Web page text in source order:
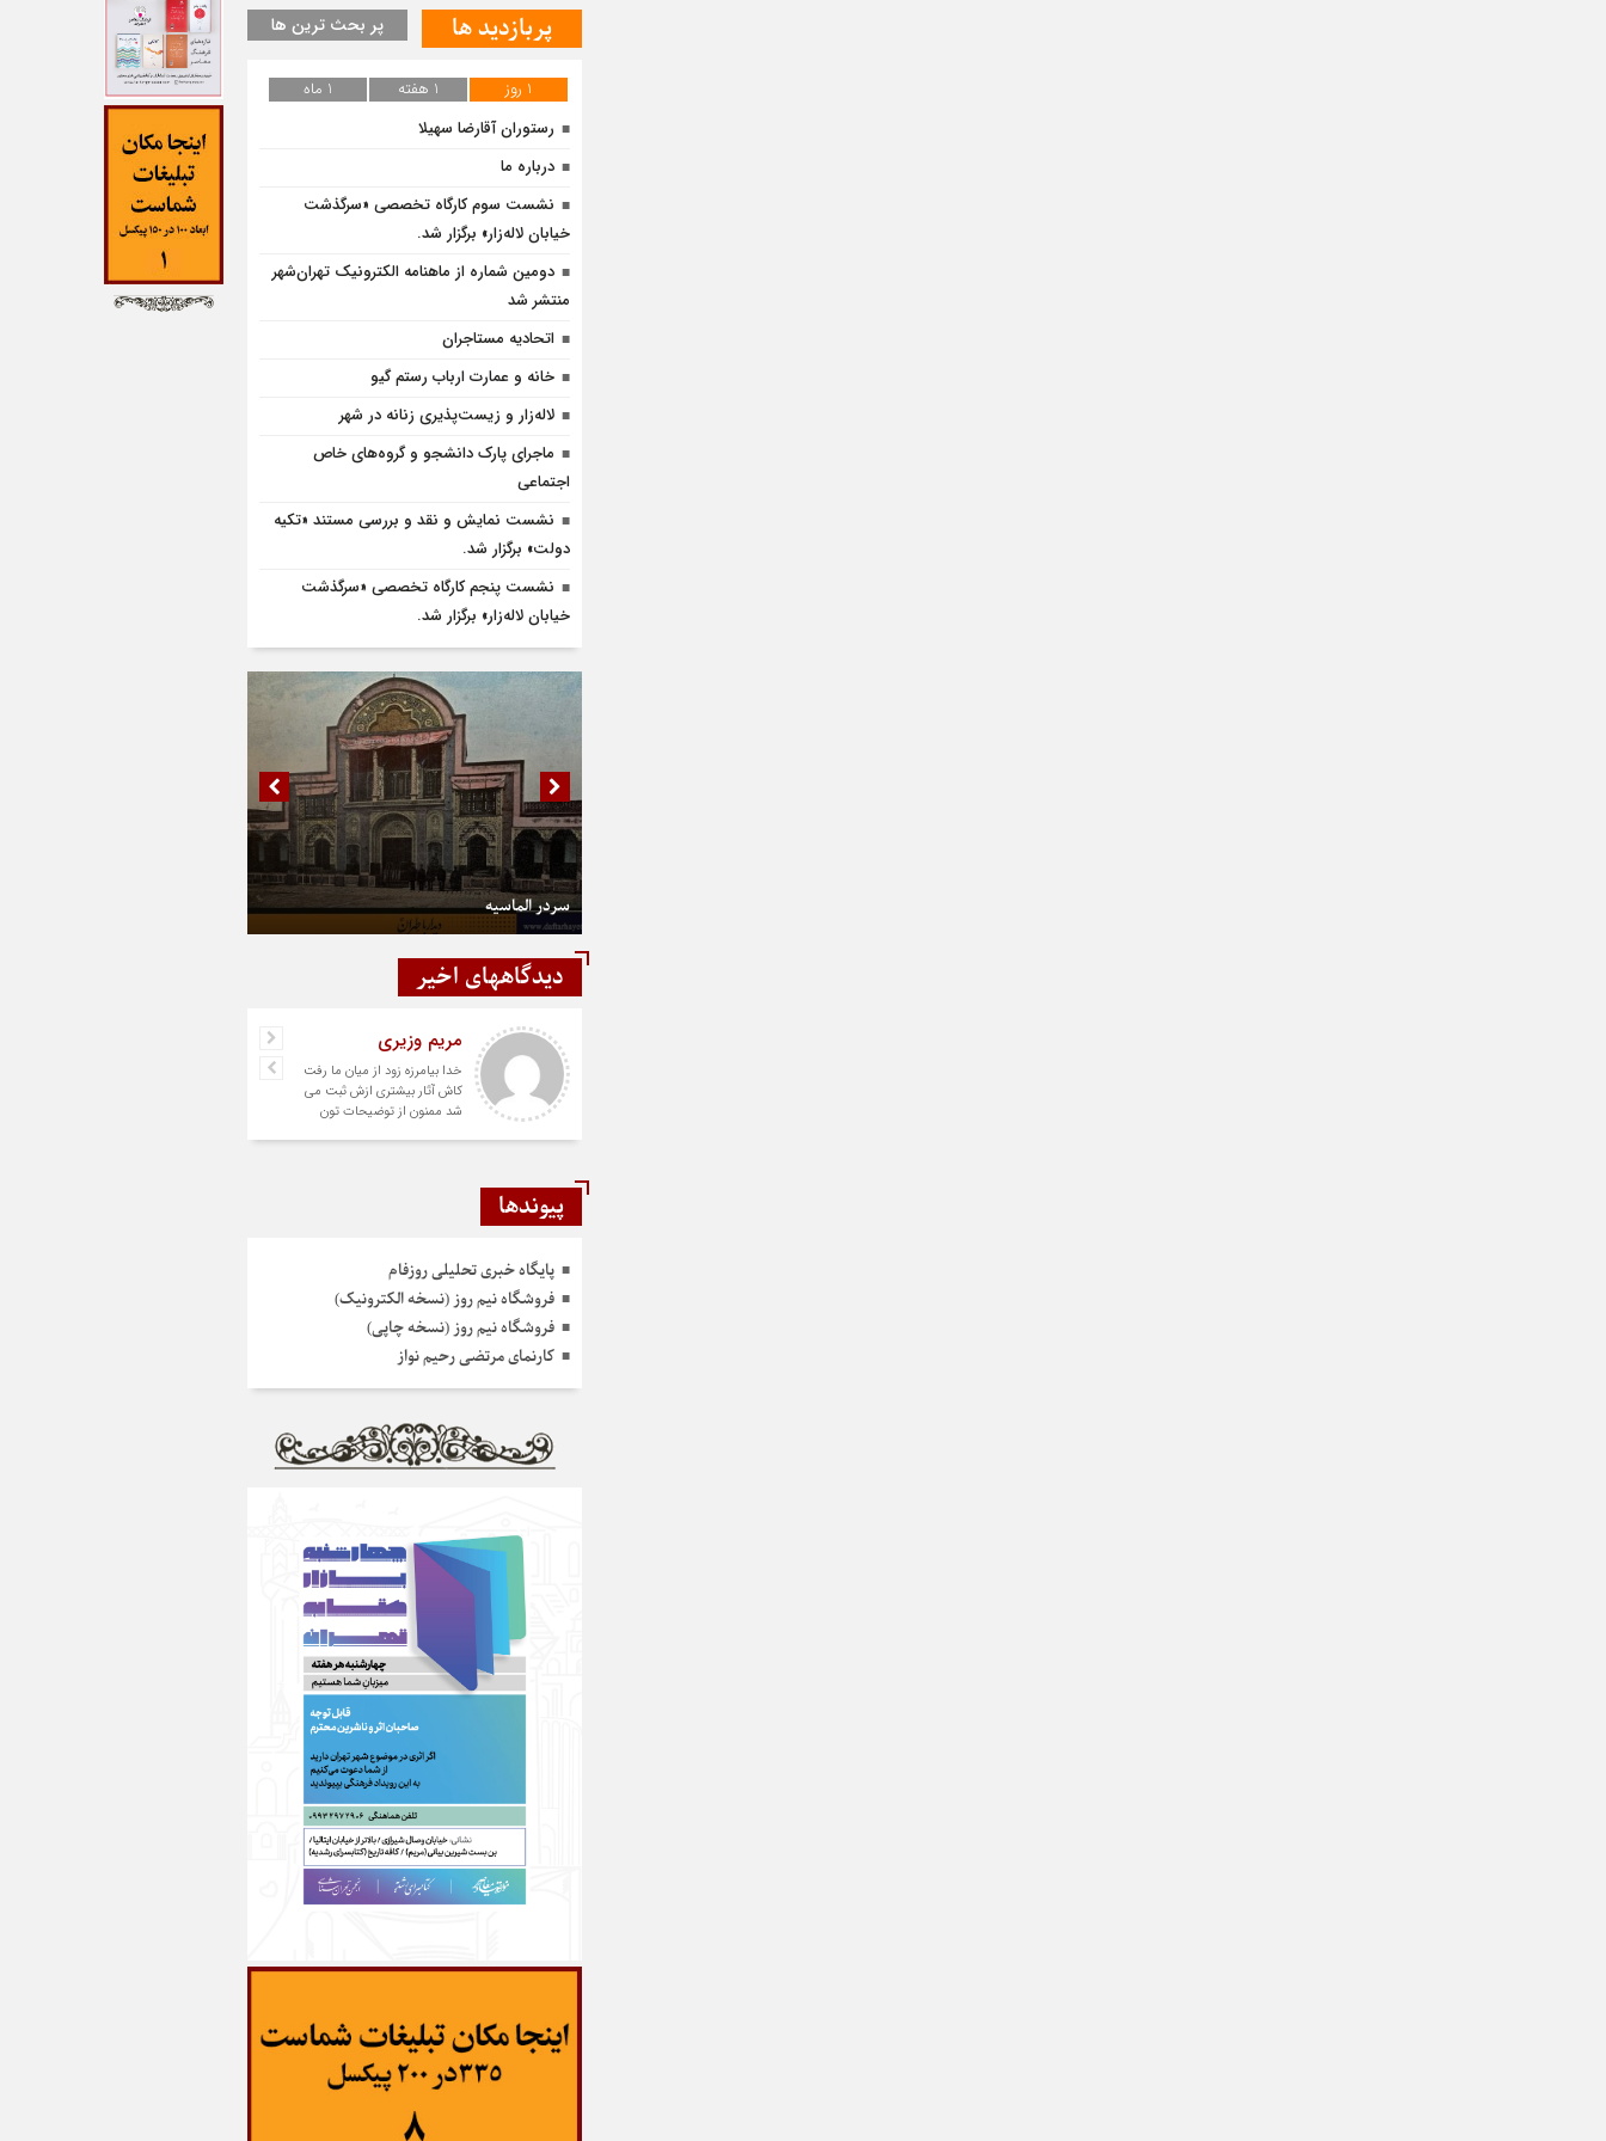
پربازدید ها پر بحث ترین ها
1 روز 1 هفته
1 ماه
رستوران آقارضا سهیلا
درباره ما
نشست سوم کارگاه تخصصی «سرگذشت
خیابان لاله‌زار» برگزار شد.
دومین شماره از ماهنامه الکترونیک تهران‌شهر
منتشر شد
اتحادیه مستاجران
خانه و عمارت ارباب رستم گیو
لاله‌زار و زیست‌پذیری زنانه در شهر
ماجرای پارک دانشجو و گروه‌های خاص
اجتماعی
نشست نمایش و نقد و بررسی مستند «تکیه
دولت» برگزار شد.
نشست پنجم کارگاه تخصصی «سرگذشت
خیابان لاله‌زار» برگزار شد.
سردر الماسیه
دیدگاههای اخیر
مریم وزیری
خدا بیامرزه زود از میان ما رفت
کاش آثار بیشتری ازش ثبت می
شد ممنون از توضیحات تون
پیوندها
پایگاه خبری تحلیلی روزفام
فروشگاه نیم روز (نسخه الکترونیک)
فروشگاه نیم روز (نسخه چاپی)
کارنمای مرتضی رحیم نواز